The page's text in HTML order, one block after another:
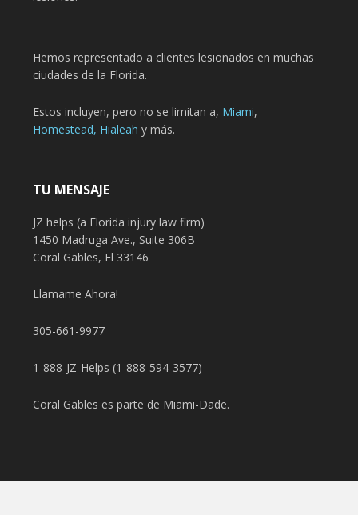
Hemos representado a clientes lesionados en muchas
ciudades de la Florida.
Estos incluyen, pero no se limitan a, Miami,
Homestead, Hialeah y más.
TU MENSAJE
JZ helps (a Florida injury law firm)
1450 Madruga Ave., Suite 306B
Coral Gables, Fl 33146
Llamame Ahora!
305-661-9977
1-888-JZ-Helps (1-888-594-3577)
Coral Gables es parte de Miami-Dade.